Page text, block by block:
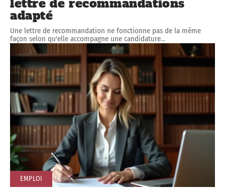
lettre de recommandations
adapté
Une lettre de recommandation ne fonctionne pas de la même
façon selon qu'elle accompagne une candidature…
EMPLOI